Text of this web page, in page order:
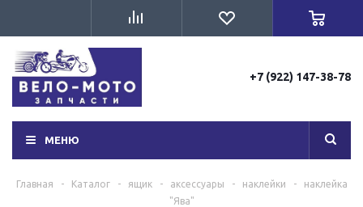
+7 (922) 147-38-78
МЕНЮ
Главная - Каталог - ящик - аксессуары - наклейки -
наклейка
"Ява"